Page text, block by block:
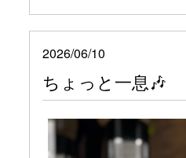
2026/06/10
ちょっと一息🎶